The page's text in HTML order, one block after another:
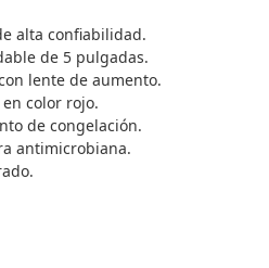
alta confiabilidad.
de 5 pulgadas.
lente de aumento.
en color rojo.
de congelación.
antimicrobiana.